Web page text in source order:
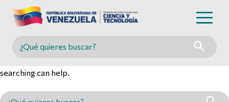
Buscar en MINCYT
searching can help.